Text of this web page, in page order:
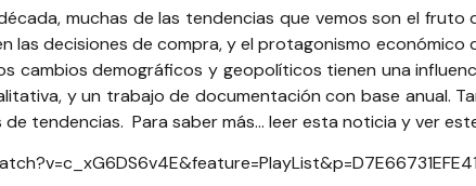
muchas de las tendencias que vemos son el
decisiones de compra, y el protagonismo económico
cambios demográficos y geopolíticos tienen una
y un trabajo de documentación con base anual.
tendencias. Para saber más… leer esta noticia y ver